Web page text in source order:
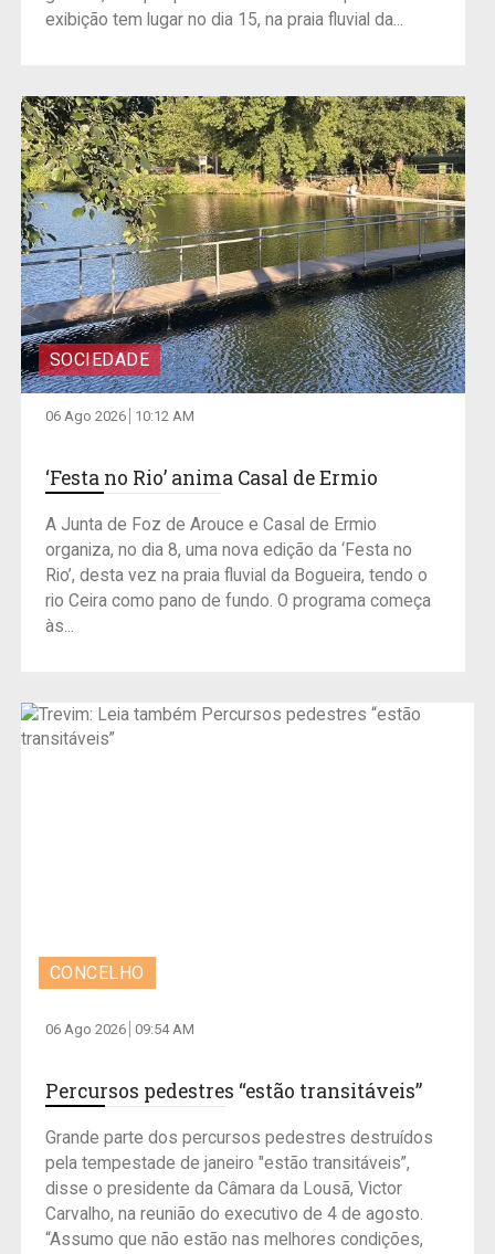
exibição tem lugar no dia 15, na praia fluvial da...
SOCIEDADE
06 Ago 2026 10:12 AM
‘Festa no Rio’ anima Casal de Ermio
A Junta de Foz de Arouce e Casal de Ermio
organiza, no dia 8, uma nova edição da ‘Festa no
Rio’, desta vez na praia fluvial da Bogueira, tendo o
rio Ceira como pano de fundo. O programa começa
às...
CONCELHO
06 Ago 2026 09:54 AM
Percursos pedestres “estão transitáveis”
Grande parte dos percursos pedestres destruídos
pela tempestade de janeiro "estão transitáveis”,
disse o presidente da Câmara da Lousã, Victor
Carvalho, na reunião do executivo de 4 de agosto.
“Assumo que não estão nas melhores condições,